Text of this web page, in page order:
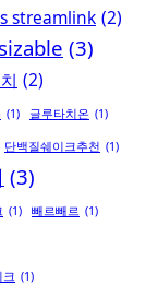
streamlink (2)
(3)
(2)
(1) 글루타치온 (1)
단백질쉐이크추천 (1)
(3)
(1) 빼르빼르 (1)
크 (1)